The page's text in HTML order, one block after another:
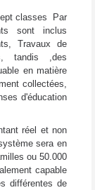
classes Par
sont inclus
Travaux de
tandis ,des
en matière
collectées,
d'éducation
réel et non
sera en
ou 50.000
capable
différentes de